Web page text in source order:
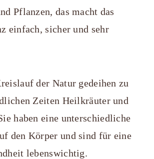
Pflanzen, das macht das
einfach, sicher und sehr
der Natur gedeihen zu
Zeiten Heilkräuter und
haben eine unterschiedliche
den Körper und sind für eine
lebenswichtig.